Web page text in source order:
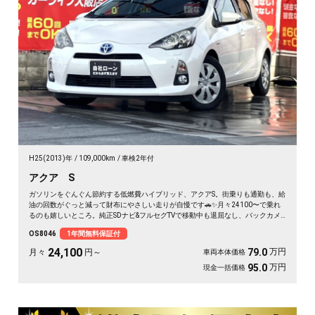
H25(2013)年 109,000km 車検2年付
アクア S
ガソリンをぐんぐん節約する低燃費ハイブリッド、アクアS。街乗りも通勤も、給
油の回数がぐっと減って財布にやさしい走りが自慢です🚗✨月々24100〜で乗れ
るのも嬉しいところ。純正SDナビ&フルセグTVで移動中も退屈なし、バックカメ
速スイスイ。仕事帰りの買い物も休日ドライブも快適にこなす一台です🎵毎日の
相棒にぴったりですよ😊《1年保証付》
OS8046 1年間無料保証付
月々 24,100 円～ 車両本体価格 79.0 万円
現金一括価格 95.0 万円